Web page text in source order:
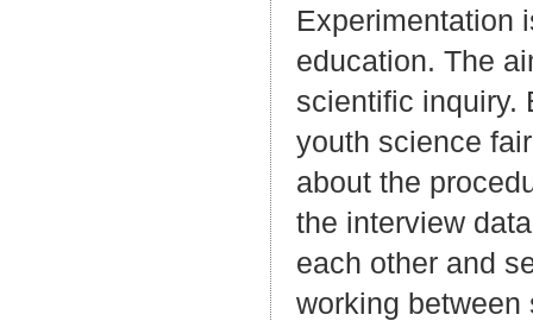
Experimentation
education. The
scientific inquiry.
youth science
about the
the interview
each other and
working